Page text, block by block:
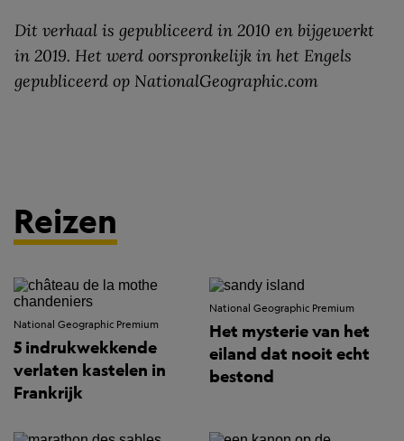
Dit verhaal is gepubliceerd in 2010 en bijgewerkt
in 2019. Het werd oorspronkelijk in het Engels
gepubliceerd op NationalGeographic.com
Reizen
National Geographic Premium
5 indrukwekkende
verlaten kastelen in
Frankrijk
National Geographic Premium
Het mysterie van het
eiland dat nooit echt
bestond